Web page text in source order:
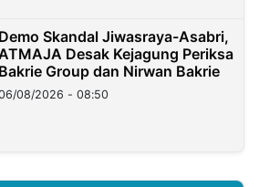
Demo Skandal Jiwasraya-Asabri,
ATMAJA Desak Kejagung Periksa
Bakrie Group dan Nirwan Bakrie
08/2026 - 08:50